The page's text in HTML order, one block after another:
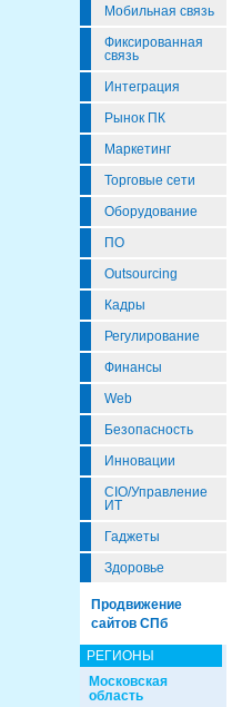
Мобильная связь
Фиксированная
связь
Интеграция
Рынок ПК
Маркетинг
Торговые сети
Оборудование
ПО
Outsourcing
Кадры
Регулирование
Финансы
Web
Безопасность
Инновации
CIO/Управление
ИТ
Гаджеты
Здоровье
Продвижение
сайтов СПб
РЕГИОНЫ
Московская
область